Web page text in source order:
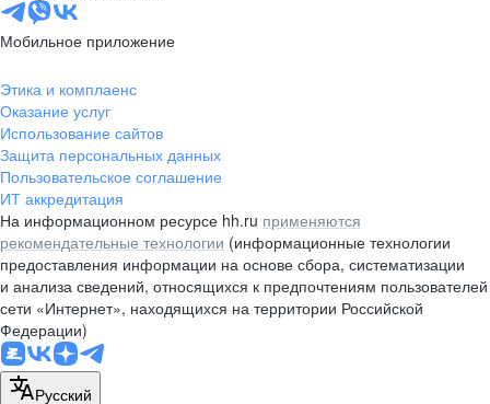
Мобильное приложение
Этика и комплаенс
Оказание услуг
Использование сайтов
Защита персональных данных
Пользовательское соглашение
ИТ аккредитация
На информационном ресурсе hh.ru применяются
рекомендательные технологии (информационные технологии
предоставления информации на основе сбора, систематизации
и анализа сведений, относящихся к предпочтениям пользователей
сети «Интернет», находящихся на территории Российской
Федерации)
Русский